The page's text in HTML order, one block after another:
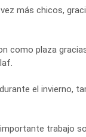
más chicos,
como plaza
el invierno,
trabajo